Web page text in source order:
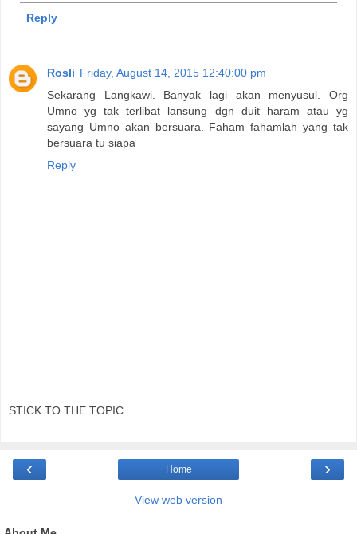
Reply
Rosli Friday, August 14, 2015 12:40:00 pm
Sekarang Langkawi. Banyak lagi akan menyusul. Org
Umno yg tak terlibat lansung dgn duit haram atau yg
sayang Umno akan bersuara. Faham fahamlah yang tak
bersuara tu siapa
Reply
STICK TO THE TOPIC
‹ ›
Home
View web version